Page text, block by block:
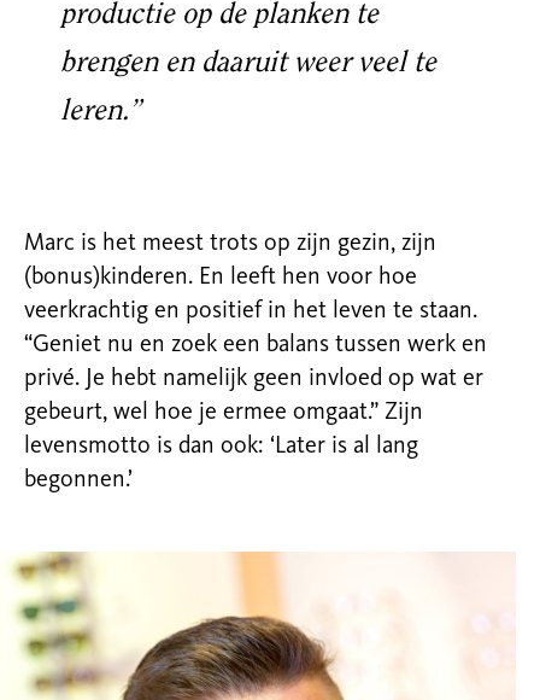
productie op de planken te
brengen en daaruit weer veel te
leren.”
Marc is het meest trots op zijn gezin, zijn
(bonus)kinderen. En leeft hen voor hoe
veerkrachtig en positief in het leven te staan.
“Geniet nu en zoek een balans tussen werk en
privé. Je hebt namelijk geen invloed op wat er
gebeurt, wel hoe je ermee omgaat.” Zijn
levensmotto is dan ook: ‘Later is al lang
begonnen.’